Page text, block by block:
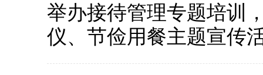
举办接待管理专题培训
仪、节俭用餐主题宣传